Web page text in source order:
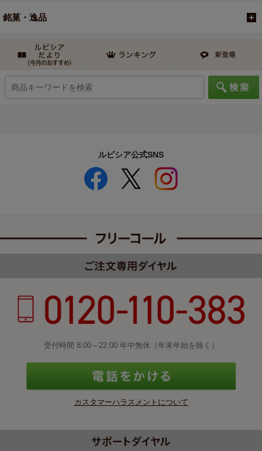
銘菓・逸品
ルピシア公式SNS
受付時間 8:00～22:00 年中無休（年末年始を除く）
カスタマーハラスメントについて